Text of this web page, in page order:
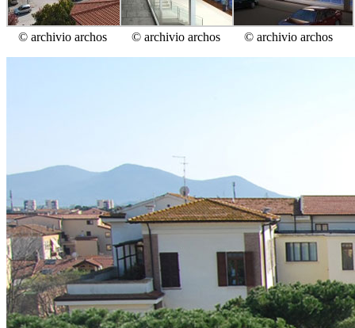
© archivio archos © archivio archos © archivio archos